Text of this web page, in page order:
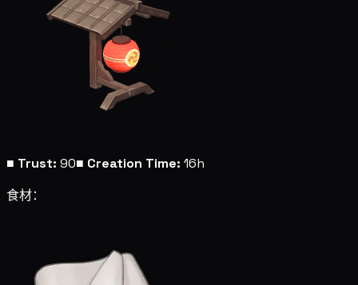
■ Trust: 90■ Creation Time: 16h
食材：